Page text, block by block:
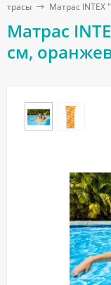
Матрас INTEX
Матрас
см,